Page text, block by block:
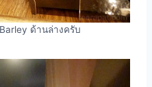
ด้านล่างครับ